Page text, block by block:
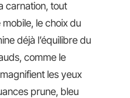
carnation, tout
le choix du
déjà l’équilibre du
comme le
les yeux
prune, bleu